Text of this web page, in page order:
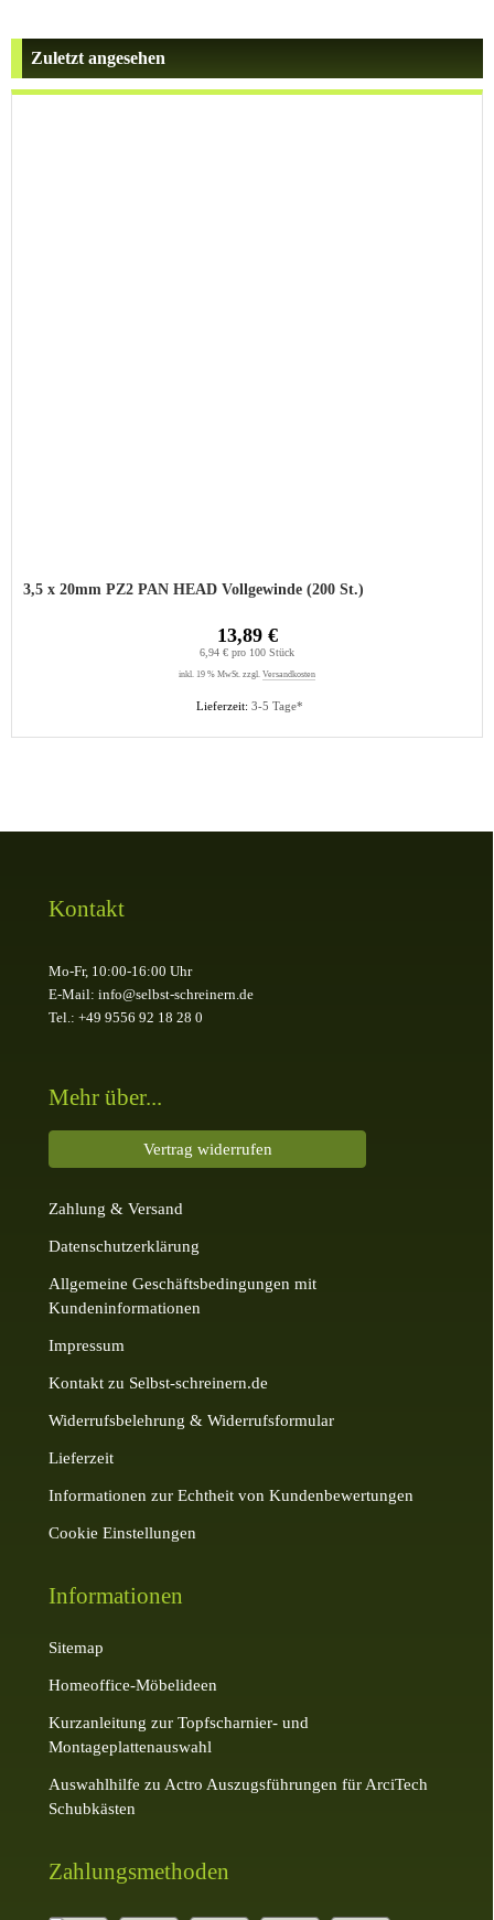
Zuletzt angesehen
3,5 x 20mm PZ2 PAN HEAD Vollgewinde (200 St.)
Lieferzeit: 3-5 Tage*
13,89 €
6,94 € pro 100 Stück
inkl. 19 % MwSt. zzgl. Versandkosten
Kontakt
Mo-Fr, 10:00-16:00 Uhr
E-Mail: info@selbst-schreinern.de
Tel.: +49 9556 92 18 28 0
Mehr über...
Vertrag widerrufen
Zahlung & Versand
Datenschutzerklärung
Allgemeine Geschäftsbedingungen mit
Kundeninformationen
Impressum
Kontakt zu Selbst-schreinern.de
Widerrufsbelehrung & Widerrufsformular
Lieferzeit
Informationen zur Echtheit von Kundenbewertungen
Cookie Einstellungen
Informationen
Sitemap
Homeoffice-Möbelideen
Kurzanleitung zur Topfscharnier- und
Montageplattenauswahl
Auswahlhilfe zu Actro Auszugsführungen für ArciTech
Schubkästen
Zahlungsmethoden